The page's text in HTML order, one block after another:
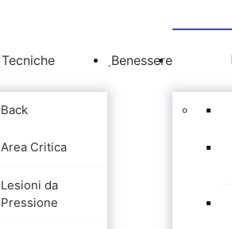
Tecniche
Back
Area Critica
Lesioni da
Pressione
Benessere